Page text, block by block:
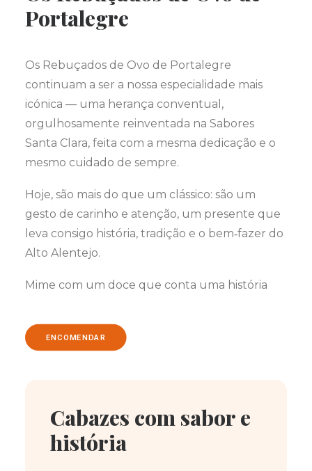
Portalegre
Os Rebuçados de Ovo de Portalegre
continuam a ser a nossa especialidade mais
icónica — uma herança conventual,
orgulhosamente reinventada na Sabores
Santa Clara, feita com a mesma dedicação e o
mesmo cuidado de sempre.
Hoje, são mais do que um clássico: são um
gesto de carinho e atenção, um presente que
leva consigo história, tradição e o bem‑fazer do
Alto Alentejo.
Mime com um doce que conta uma história
ENCOMENDAR
Cabazes com sabor e
história